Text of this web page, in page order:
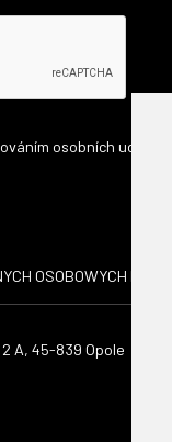
osobních udajů.
OSOBOWYCH I
A, 45-839 Opole